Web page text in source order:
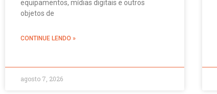
equipamentos, mídias digitais e outros
objetos de
CONTINUE LENDO »
agosto 7, 2026